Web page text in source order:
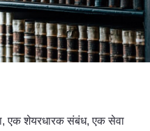
एक शेयरधारक संबंध, एक सेवा